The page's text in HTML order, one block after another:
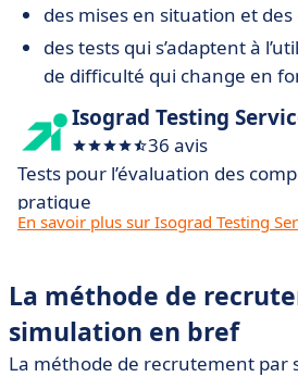
des mises en situation et
des tests qui s’adaptent à
de difficulté qui change en
Isograd Testing
36 avis
Tests pour l’évaluation des
pratique
En savoir plus sur Isograd Testing
La méthode de
simulation en bref
La méthode de recrutement par